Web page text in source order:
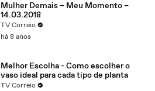
Mulher Demais – Meu Momento –
14.03.2018
TV Correio
há 8 anos
Melhor Escolha - Como escolher o
vaso ideal para cada tipo de planta
TV Correio